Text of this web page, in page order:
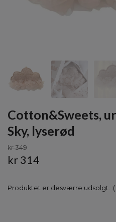
Cotton&Sweets,
Sky, lyserød
kr 349
kr 314
Produktet er desværre udsolgt. :(